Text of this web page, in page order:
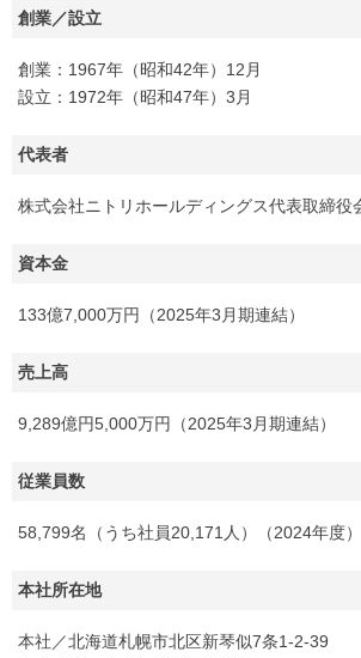
創業／設立
創業：1967年（昭和42年）12月
設立：1972年（昭和47年）3月
代表者
株式会社ニトリホールディングス代表取締
資本金
133億7,000万円（2025年3月期連結）
売上高
9,289億円5,000万円（2025年3月期連結）
従業員数
58,799名（うち社員20,171人）（2024年度）
本社所在地
本社／北海道札幌市北区新琴似7条1-2-39